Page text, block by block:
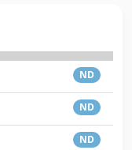
ND
ND
ND